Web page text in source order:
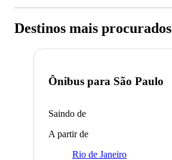
Destinos mais procurados
Ônibus para São Paulo
Saindo de
A partir de
Rio de Janeiro